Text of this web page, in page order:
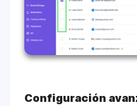
Configuración